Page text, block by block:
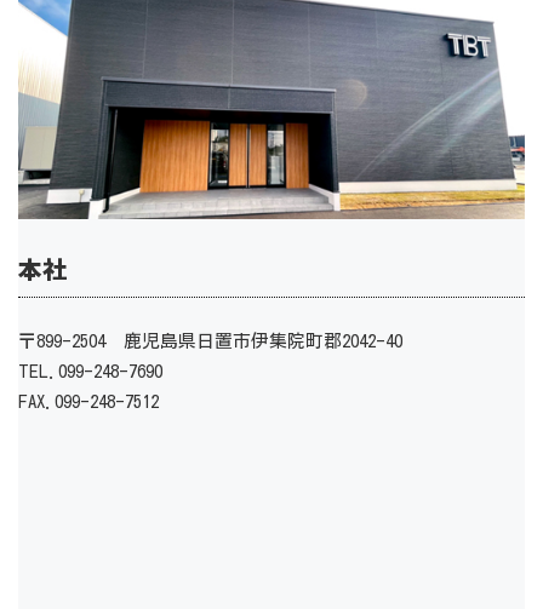
本社
〒899-2504 鹿児島県日置市伊集院町郡2042-40
TEL.099-248-7690
FAX.099-248-7512